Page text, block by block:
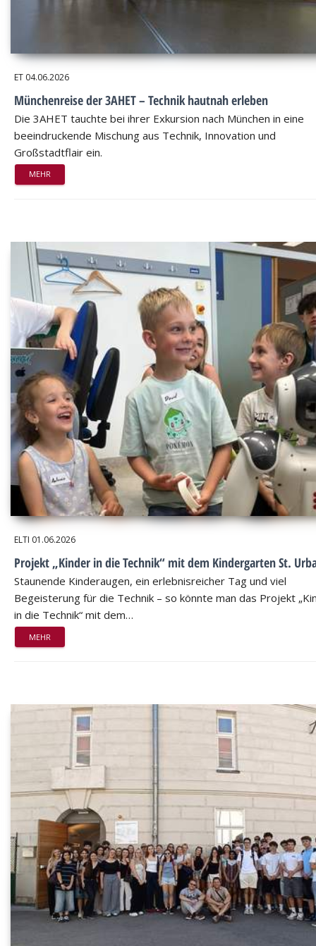
ET 04.06.2026
Münchenreise der 3AHET – Technik hautnah erleben
Die 3AHET tauchte bei ihrer Exkursion nach München in eine
beeindruckende Mischung aus Technik, Innovation und
Großstadtflair ein.
MEHR
ELTI 01.06.2026
Projekt „Kinder in die Technik“ mit dem Kindergarten St.
Staunende Kinderaugen, ein erlebnisreicher Tag und viel
Begeisterung für die Technik – so könnte man das Projekt
in die Technik“ mit dem…
MEHR